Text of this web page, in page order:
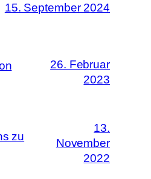
15. September 2024
26. Februar
2023
zu
13.
November
2022